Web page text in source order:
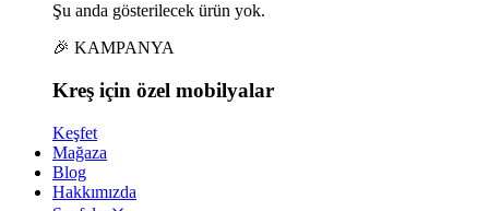
Şu anda gösterilecek ürün yok.
🎉 KAMPANYA
Kreş için özel mobilyalar
Keşfet
Mağaza
Blog
Hakkımızda